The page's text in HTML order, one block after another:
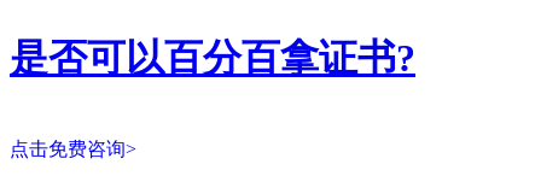
是否可以百分百拿证书?
点击免费咨询>